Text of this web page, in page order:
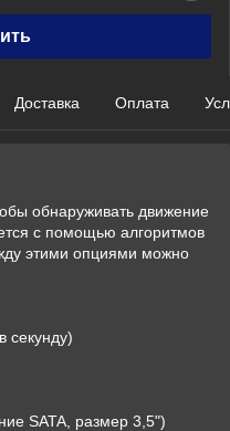
Доставка Оплата
обнаруживать движение
с помощью алгоритмов
этими опциями можно
секунду)
SATA, размер 3,5")